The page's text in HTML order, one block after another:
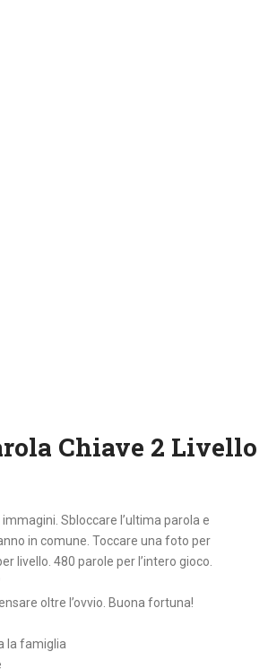
Chiave 2 Livello
Sbloccare l’ultima parola e
in comune. Toccare una foto per
livello. 480 parole per l’intero gioco.
oltre l’ovvio. Buona fortuna!
la famiglia